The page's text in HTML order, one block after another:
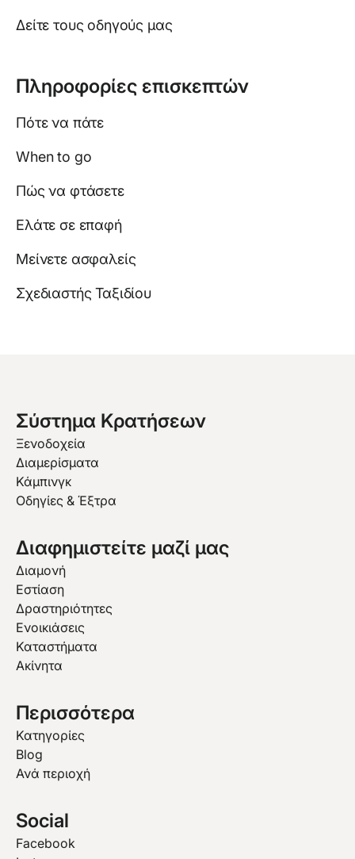
Δείτε τους οδηγούς μας
Πληροφορίες επισκεπτών
Πότε να πάτε
When to go
Πώς να φτάσετε
Ελάτε σε επαφή
Μείνετε ασφαλείς
Σχεδιαστής Ταξιδίου
Σύστημα Κρατήσεων
Ξενοδοχεία
Διαμερίσματα
Κάμπινγκ
Οδηγίες & Έξτρα
Διαφημιστείτε μαζί μας
Διαμονή
Εστίαση
Δραστηριότητες
Ενοικιάσεις
Καταστήματα
Ακίνητα
Περισσότερα
Κατηγορίες
Blog
Ανά περιοχή
Social
Facebook